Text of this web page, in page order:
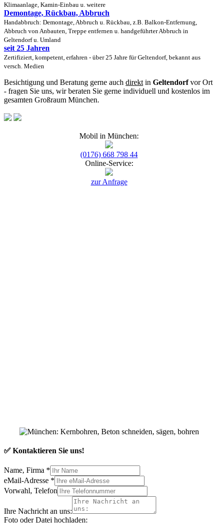
Klimaanlage, Kamin-Einbau u. weitere
Demontage, Rückbau, Abbruch
Handabbruch: Demontage, Abbruch u. Rückbau, z.B. Balkon-Entfernung,
Abbruch von Anbauten, Treppe entfernen u. handgeführter Abbruch in
Geltendorf u. Umland
seit 25 Jahren
Zertifiziert, kompetent, erfahren - über 25 Jahre für Geltendorf, bekannt aus
versch. Medien
Besichtigung und Beratung gerne auch direkt in Geltendorfvor Ort
- fragen Sie uns, wir beraten Sie gerne individuell und kostenlos im
gesamten Großraum München.
Mobil in München:
(0176) 668 798 44
Online-Service:
zur Anfrage
✅ Kontaktieren Sie uns!
Name, Firma *
eMail-Adresse *
Vorwahl, Telefon
Ihre Nachricht an uns:
Foto oder Datei hochladen: